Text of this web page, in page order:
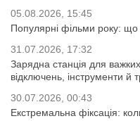
05.08.2026, 15:45
Популярні фільми року: що
31.07.2026, 17:32
Зарядна станція для
відключень, інструменти й
30.07.2026, 00:43
Екстремальна фіксація: